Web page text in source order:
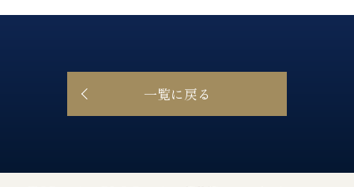
一覧に戻る